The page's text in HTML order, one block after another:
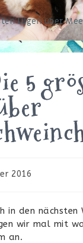
Lügen über
5
2016
in den nächsten
wir mal mit
an.